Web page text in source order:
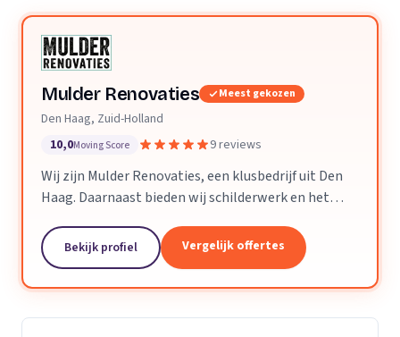
Mulder Renovaties Meest gekozen
Den Haag, Zuid-Holland
10,0Moving Score 9 reviews
Wij zijn Mulder Renovaties, een klusbedrijf uit Den
Haag. Daarnaast bieden wij schilderwerk en het
Bekijk profiel Vergelijk offertes